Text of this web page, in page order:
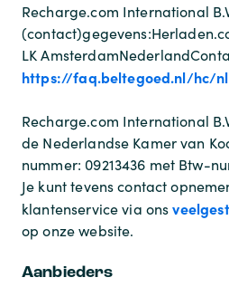
Recharge.com International
(contact)gegevens:
LK AmsterdamNederland
https://faq.beltegoed.nl/hc/nl
Recharge.com International
de Nederlandse Kamer van
nummer: 09213436 met Btw-
Je kunt tevens contact
klantenservice via ons
op onze website.
Aanbieders